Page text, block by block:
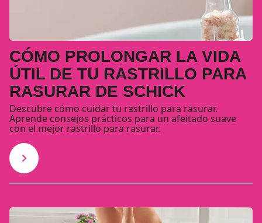
CÓMO PROLONGAR LA VIDA
ÚTIL DE TU RASTRILLO PARA
RASURAR DE SCHICK
Descubre cómo cuidar tu rastrillo para rasurar.
Aprende consejos prácticos para un afeitado suave
con el mejor rastrillo para rasurar.